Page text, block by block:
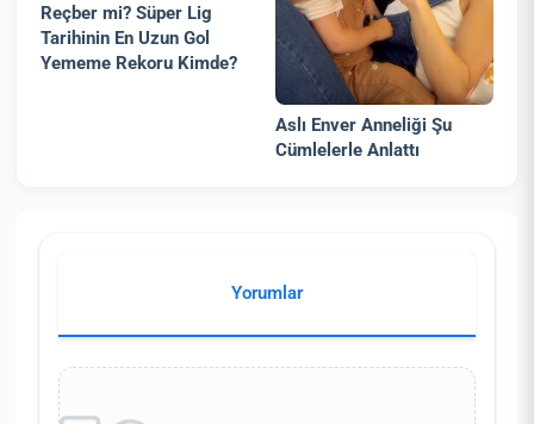
Reçber mi? Süper Lig
Tarihinin En Uzun Gol
Yememe Rekoru Kimde?
Aslı Enver Anneliği Şu
Cümlelerle Anlattı
Yorumlar